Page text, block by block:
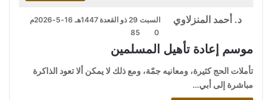
د. أحمد المنزلاوي
السبت 29 ذو القعدة 1447هـ 16-5-2026م
0
85
موسم إعادة تأهيل المسلمين
تأملات الحج كثيرة، ومعانيه جمّة، ومع ذلك لا يمكن ألا تعود الذاكرة
مباشرة إلى أبي…